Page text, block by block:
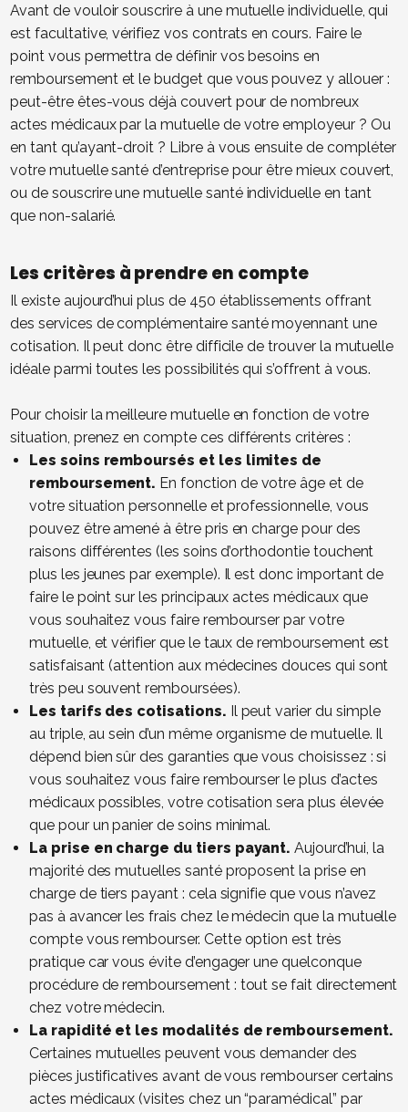
Avant de vouloir souscrire à une mutuelle individuelle, qui
est facultative, vérifiez vos contrats en cours. Faire le
point vous permettra de définir vos besoins en
remboursement et le budget que vous pouvez y allouer :
peut-être êtes-vous déjà couvert pour de nombreux
actes médicaux par la mutuelle de votre employeur ? Ou
en tant qu’ayant-droit ? Libre à vous ensuite de compléter
votre mutuelle santé d’entreprise pour être mieux couvert,
ou de souscrire une mutuelle santé individuelle en tant
que non-salarié.
Les critères à prendre en compte
Il existe aujourd’hui plus de 450 établissements offrant
des services de complémentaire santé moyennant une
cotisation. Il peut donc être difficile de trouver la mutuelle
idéale parmi toutes les possibilités qui s’offrent à vous.
Pour choisir la meilleure mutuelle en fonction de votre
situation, prenez en compte ces différents critères :
Les soins remboursés et les limites de
remboursement. En fonction de votre âge et de
votre situation personnelle et professionnelle, vous
pouvez être amené à être pris en charge pour des
raisons différentes (les soins d’orthodontie touchent
plus les jeunes par exemple). Il est donc important de
faire le point sur les principaux actes médicaux que
vous souhaitez vous faire rembourser par votre
mutuelle, et vérifier que le taux de remboursement est
satisfaisant (attention aux médecines douces qui sont
très peu souvent remboursées).
Les tarifs des cotisations. Il peut varier du simple
au triple, au sein d’un même organisme de mutuelle. Il
dépend bien sûr des garanties que vous choisissez : si
vous souhaitez vous faire rembourser le plus d’actes
médicaux possibles, votre cotisation sera plus élevée
que pour un panier de soins minimal.
La prise en charge du tiers payant. Aujourd’hui, la
majorité des mutuelles santé proposent la prise en
charge de tiers payant : cela signifie que vous n’avez
pas à avancer les frais chez le médecin que la mutuelle
compte vous rembourser. Cette option est très
pratique car vous évite d’engager une quelconque
procédure de remboursement : tout se fait directement
chez votre médecin.
La rapidité et les modalités de remboursement.
Certaines mutuelles peuvent vous demander des
pièces justificatives avant de vous rembourser certains
actes médicaux (visites chez un “paramédical” par